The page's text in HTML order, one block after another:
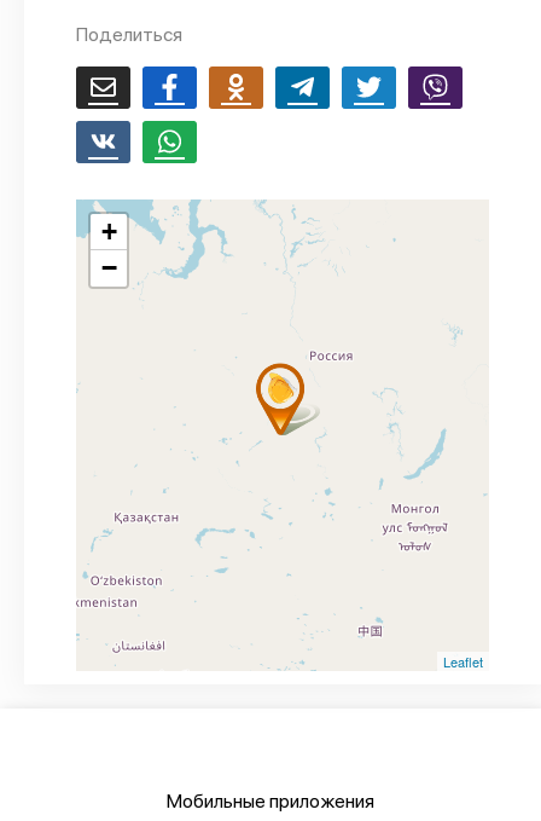
Поделиться
+
−
Leaflet
Мобильные приложения